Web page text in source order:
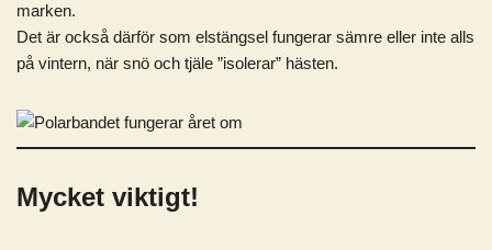
marken.
Det är också därför som elstängsel fungerar sämre eller inte alls
på vintern, när snö och tjäle ”isolerar” hästen.
Mycket viktigt!